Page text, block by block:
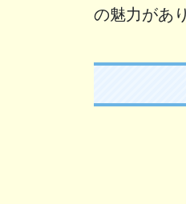
の魅力があ